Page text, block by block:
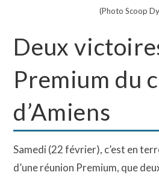
(Photo Scoop
Deux
Premium du
d’Amiens
Samedi (22 février), c’est en
d’une réunion Premium, que